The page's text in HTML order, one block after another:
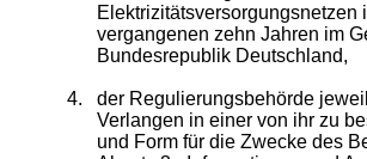
Elektrizitätsversorgungsnetzen
vergangenen zehn Jahren im
Bundesrepublik Deutschland,
4.
der Regulierungsbehörde
Verlangen in einer von ihr zu
und Form für die Zwecke des